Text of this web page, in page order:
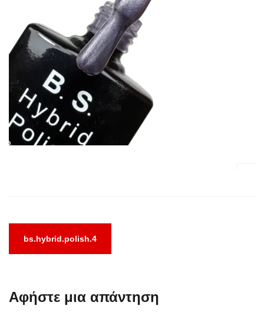
άρθρων
bs.hybrid.polish.4
Αφήστε μια απάντηση